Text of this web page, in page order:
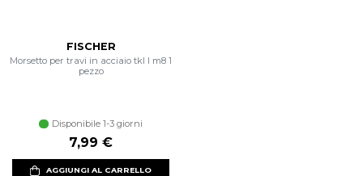
FISCHER
Morsetto per travi in acciaio tkl l m8 1
pezzo
Disponibile 1-3 giorni
7,99 €
AGGIUNGI AL CARRELLO